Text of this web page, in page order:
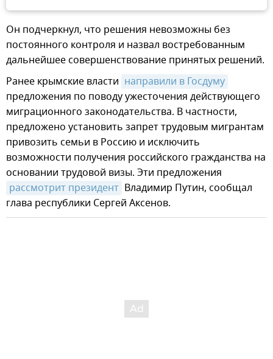
Он подчеркнул, что решения невозможны без
постоянного контроля и назвал востребованным
дальнейшее совершенствование принятых решений.
Ранее крымские власти направили в Госдуму
предложения по поводу ужесточения действующего
миграционного законодательства. В частности,
предложено установить запрет трудовым мигрантам
привозить семьи в Россию и исключить
возможности получения российского гражданства на
основании трудовой визы. Эти предложения
рассмотрит президент Владимир Путин, сообщал
глава республики Сергей Аксенов.